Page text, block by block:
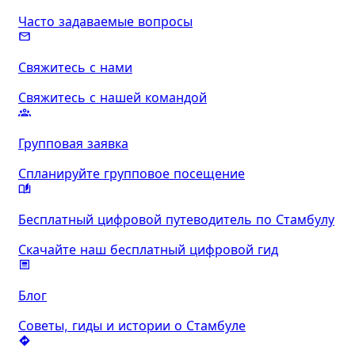
Часто задаваемые вопросы
Свяжитесь с нами
Свяжитесь с нашей командой
Групповая заявка
Спланируйте групповое посещение
Бесплатный цифровой путеводитель по Стамбулу
Скачайте наш бесплатный цифровой гид
Блог
Советы, гиды и истории о Стамбуле